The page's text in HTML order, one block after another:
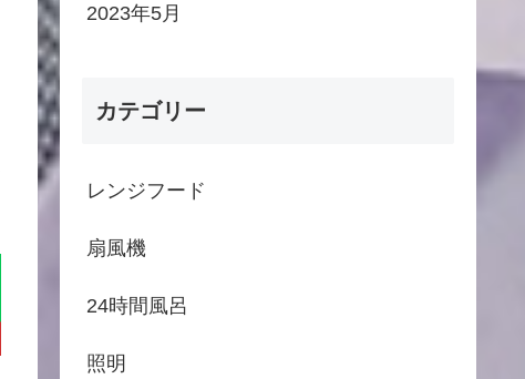
2023年5月
カテゴリー
レンジフード
扇風機
24時間風呂
照明